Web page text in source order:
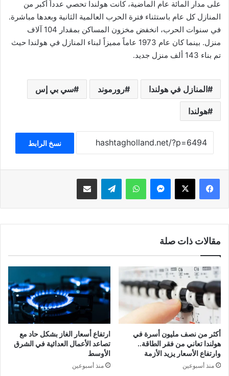
على مدار المائة عام الماضية، كانت هولندا تحصي عدداً أكبر من
المنازل كل عام باستثناء فترة الحرب العالمية الثانية وبعدها مباشرة.
في سنوات الحرب، انخفض مخزون المساكن بمقدار 104 آلاف
منزل. بينما كان عام 1973 عاماً مميزاً لبناء المنازل في هولندا حيث
تم بناء 143 ألف منزل جديد.
المنازل في هولندا رورموند سي بي إس
هولندا
نسخ الرابط
فيسبوك ‫X ماسنجر واتساب تيلقرام مشاركة عبر البريد
مقالات ذات صلة
أكثر من نصف مليون أسرة في
هولندا تعاني من فقر الطاقة..
وارتفاع الأسعار يزيد الأزمة
منذ أسبوعين
ارتفاع أسعار الغاز بشكل حاد مع
تصاعد الأعمال العدائية في الشرق
الأوسط
منذ أسبوعين